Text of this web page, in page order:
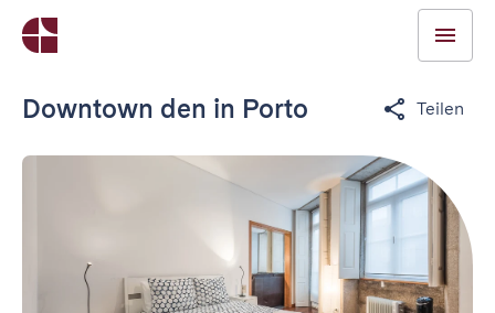
Downtown den in Porto Teilen